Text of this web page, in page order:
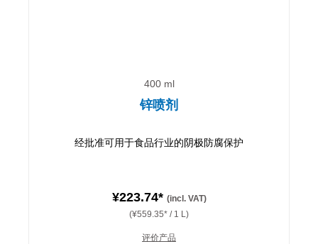
400 ml
锌喷剂
经批准可用于食品行业的阴极防腐保护
¥223.74* (incl. VAT)
(¥559.35* / 1 L)
评价产品